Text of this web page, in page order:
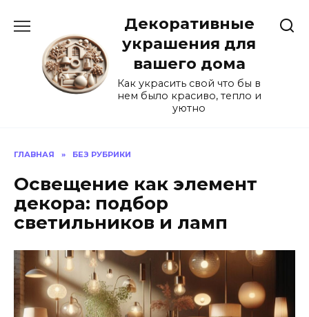
содержанию
Декоративные
украшения для
вашего дома
Как украсить свой что бы в
нем было красиво, тепло и
уютно
ГЛАВНАЯ » БЕЗ РУБРИКИ
Освещение как элемент
декора: подбор
светильников и ламп